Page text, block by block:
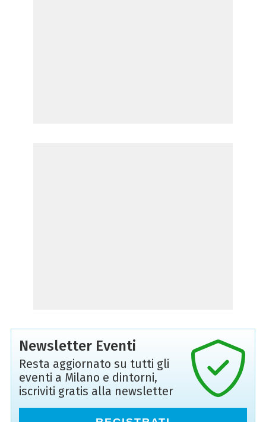
Newsletter Eventi
Resta aggiornato su tutti gli
eventi a Milano e dintorni,
iscriviti gratis alla newsletter